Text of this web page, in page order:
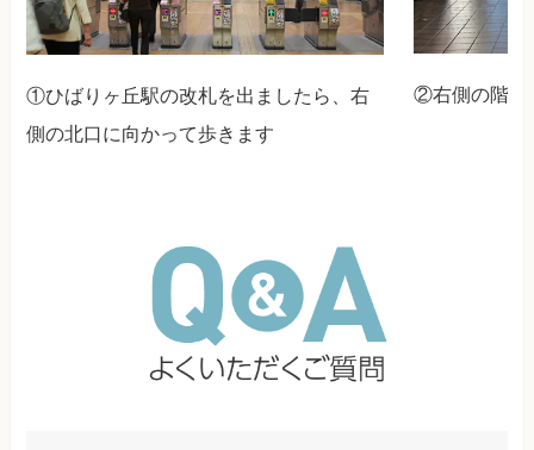
①ひばりヶ丘駅の改札を出ましたら、右
側の北口に向かって歩きます
②右側の階段